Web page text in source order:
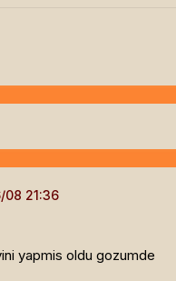
yapmis oldu gozumde